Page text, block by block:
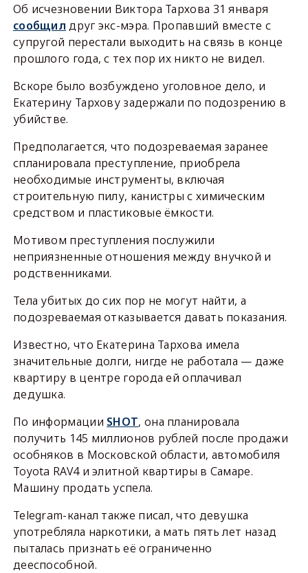
Об исчезновении Виктора Тархова 31 января
сообщил друг экс-мэра. Пропавший вместе с
супругой перестали выходить на связь в конце
прошлого года, с тех пор их никто не видел.
Вскоре было возбуждено уголовное дело, и
Екатерину Тархову задержали по подозрению в
убийстве.
Предполагается, что подозреваемая заранее
спланировала преступление, приобрела
необходимые инструменты, включая
строительную пилу, канистры с химическим
средством и пластиковые ёмкости.
Мотивом преступления послужили
неприязненные отношения между внучкой и
родственниками.
Тела убитых до сих пор не могут найти, а
подозреваемая отказывается давать показания.
Известно, что Екатерина Тархова имела
значительные долги, нигде не работала — даже
квартиру в центре города ей оплачивал
дедушка.
По информации SHOT, она планировала
получить 145 миллионов рублей после продажи
особняков в Московской области, автомобиля
Toyota RAV4 и элитной квартиры в Самаре.
Машину продать успела.
Telegram-канал также писал, что девушка
употребляла наркотики, а мать пять лет назад
пыталась признать её ограниченно
дееспособной.